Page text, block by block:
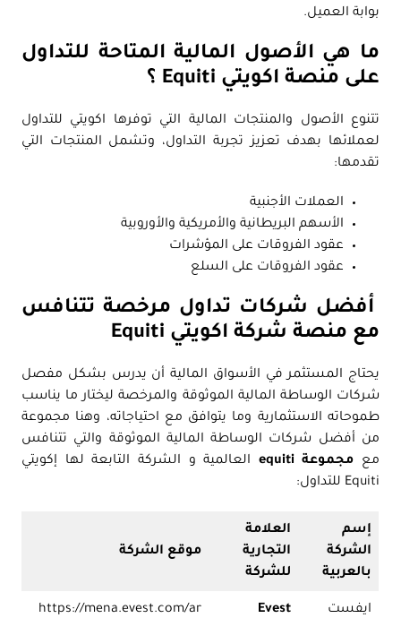
بوابة العميل.
ما هي الأصول المالية المتاحة للتداول
على منصة اكويتي Equiti ؟
تتنوع الأصول والمنتجات المالية التي توفرها اكويتي للتداول
لعملائها بهدف تعزيز تجربة التداول، وتشمل المنتجات التي
تقدمها:
العملات الأجنبية
الأسهم البريطانية والأمريكية والأوروبية
عقود الفروقات على المؤشرات
عقود الفروقات على السلع
أفضل شركات تداول مرخصة تتنافس
مع منصة شركة اكويتي Equiti
يحتاج المستثمر في الأسواق المالية أن يدرس بشكل مفصل
شركات الوساطة المالية الموثوقة والمرخصة ليختار ما يناسب
طموحاته الاستثمارية وما يتوافق مع احتياجاته، وهنا مجموعة
من أفضل شركات الوساطة المالية الموثوقة والتي تتنافس
مع مجموعة equiti
العالمية و الشركة التابعة لها إكويتي
Equiti للتداول:
إسم
الشركة
بالعربية
العلامة
التجارية
للشركة
موقع الشركة
ايفست Evest
https://mena.evest.com/ar